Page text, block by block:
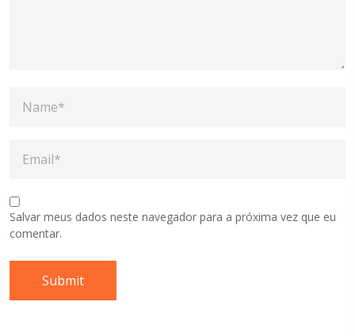
Salvar meus dados neste navegador para a próxima vez que eu
comentar.